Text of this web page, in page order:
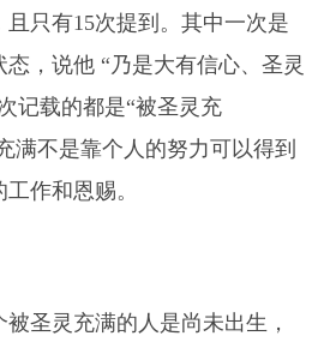
只有15次提到。其中一次是
，说他 “乃是大有信心、圣灵
记载的都是“被圣灵充
满不是靠个人的努力可以得到
作和恩赐。
圣灵充满的人是尚未出生，